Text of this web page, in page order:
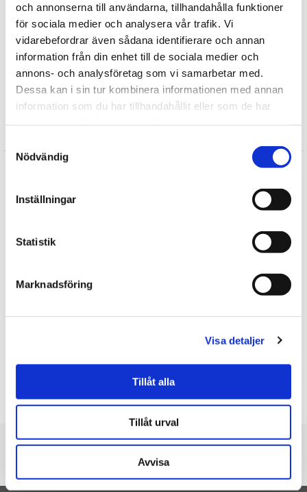
och annonserna till användarna, tillhandahålla funktioner
för sociala medier och analysera vår trafik. Vi
vidarebefordrar även sådana identifierare och annan
information från din enhet till de sociala medier och
annons- och analysföretag som vi samarbetar med.
Dessa kan i sin tur kombinera informationen med annan
information som du har tillhandahållit eller som de har
Nödvändig
Inställningar
Statistik
Marknadsföring
Visa detaljer
Tillåt alla
Tillåt urval
Avvisa
Upptäck mer
Mjukisdjur
Wild Republic Mjuka Djur
Bondgårdsdjur
Gosedjur
Barnet önskade mulan och blev väldigt nöjd med leksaken.
Lena
👍👍👍👍👍👍👍👍 Mulan var klart bäst. Men alla fyra var upp till
Visa alla recensioner (6)
Skriv en recension
Du är här